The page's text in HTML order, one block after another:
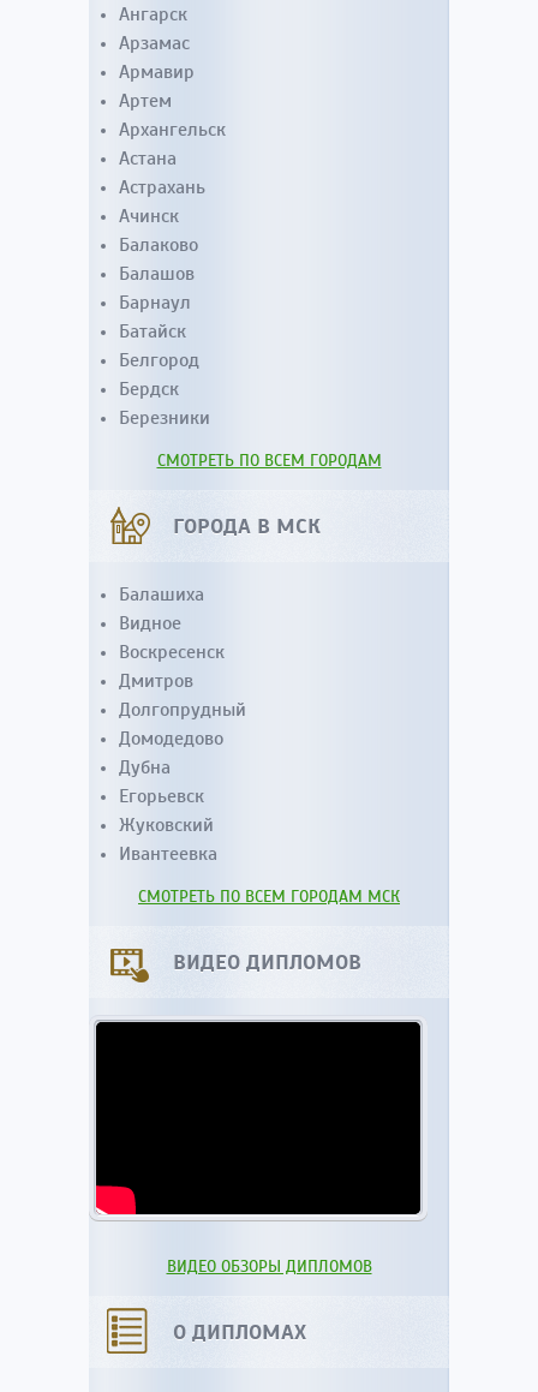
Ангарск
Арзамас
Армавир
Артем
Архангельск
Астана
Астрахань
Ачинск
Балаково
Балашов
Барнаул
Батайск
Белгород
Бердск
Березники
СМОТРЕТЬ ПО ВСЕМ ГОРОДАМ
ГОРОДА В МСК
Балашиха
Видное
Воскресенск
Дмитров
Долгопрудный
Домодедово
Дубна
Егорьевск
Жуковский
Ивантеевка
СМОТРЕТЬ ПО ВСЕМ ГОРОДАМ МСК
ВИДЕО ДИПЛОМОВ
ВИДЕО ОБЗОРЫ ДИПЛОМОВ
О ДИПЛОМАХ